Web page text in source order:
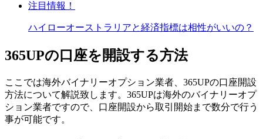
注目情報！
ハイローオーストラリアと経済指標は相性がいいの？
365UPの口座を開設する方法
ここでは海外バイナリーオプション業者、365UPの口座開設
方法について解説致します。365UPは海外のバイナリーオプ
ション業者ですので、口座開設から取引開始まで数分で行う
事が可能です。